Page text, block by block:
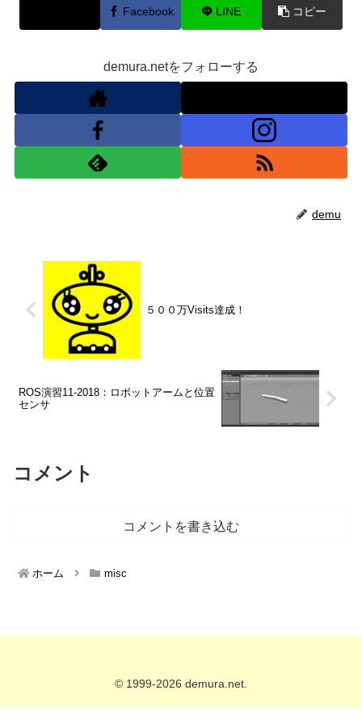
Facebook LINE コピー
demura.netをフォローする
demu
５００万Visits達成！
ROS演習11-2018：ロボットアームと位置
センサ
コメント
コメントを書き込む
ホーム misc
© 1999-2026 demura.net.